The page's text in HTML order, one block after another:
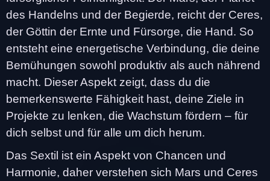
des Handelns und der Begierde, reicht der Ceres,
der Göttin der Ernte und Fürsorge, die Hand. So
entsteht eine energetische Verbindung, die deine
Bemühungen sowohl produktiv als auch nährend
macht. Dieser Aspekt zeigt, dass du die
bemerkenswerte Fähigkeit hast, deine Ziele in
Projekte zu lenken, die Wachstum fördern – für
dich selbst und für alle um dich herum.
Das Sextil ist ein Aspekt von Chancen und
Harmonie, daher verstehen sich Mars und Ceres